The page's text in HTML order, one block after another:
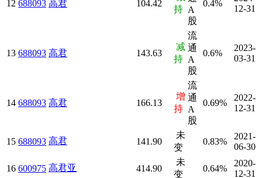
12 688093 高君 104.42
持 A
股
0.4%
12-31
13 688093 高君 143.63
减
持
流
通
A
股
0.6%
2023-
03-31
14 688093 高君 166.13
增
持
流
通
A
股
0.69%
2022-
12-31
15 688093 高君 141.90
未
变
0.83%
2021-
06-30
16 600975 高君亚 414.90
未
变
0.64%
2020-
12-31